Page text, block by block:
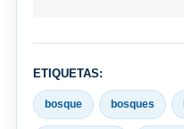
ETIQUETAS:
bosque bosques